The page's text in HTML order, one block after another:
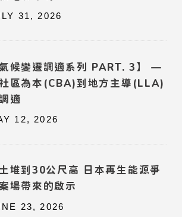
31, 2026
氣候變遷調適系列 PART. 3】 —
區為本(CBA)到地方主導(LLA)
適
12, 2026
堆到30公尺高 日本再生能源爭
場帶來的啟示
23, 2026